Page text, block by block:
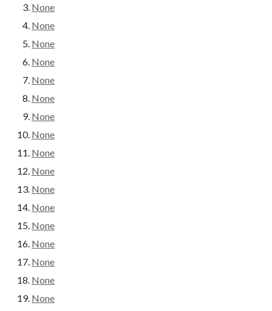
None
None
None
None
None
None
None
None
None
None
None
None
None
None
None
None
None